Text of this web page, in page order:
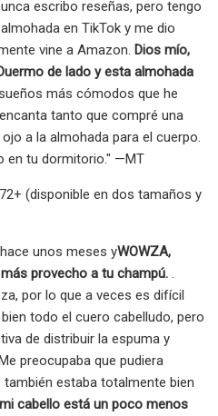
escribo reseñas, pero tengo
en TikTok y me dio
vine a Amazon. Dios mío,
de lado y esta almohada
más cómodos que he
tanto que compré una
a la almohada para el cuerpo.
en tu dormitorio." —MT
(disponible en dos tamaños y
unos meses yWOWZA,
provecho a tu champú. .
por lo que a veces es difícil
todo el cuero cabelludo, pero
de distribuir la espuma y
preocupaba que pudiera
estaba totalmente bien
cabello está un poco menos